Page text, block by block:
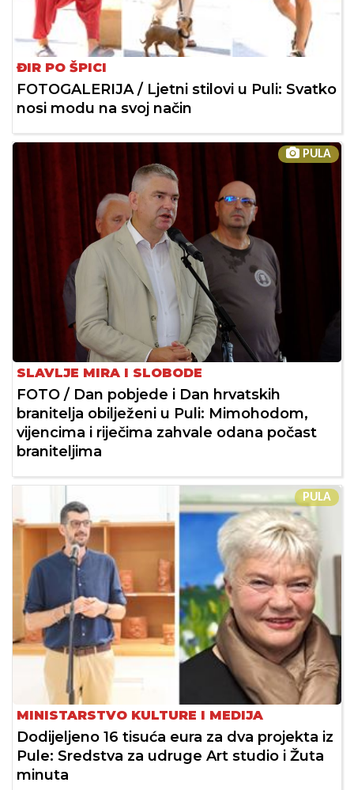
ĐIR PO ŠPICI
FOTOGALERIJA / Ljetni stilovi u Puli: Svatko
nosi modu na svoj način
PULA
SLAVLJE MIRA I SLOBODE
FOTO / Dan pobjede i Dan hrvatskih
branitelja obilježeni u Puli: Mimohodom,
vijencima i riječima zahvale odana počast
braniteljima
PULA
MINISTARSTVO KULTURE I MEDIJA
Dodijeljeno 16 tisuća eura za dva projekta iz
Pule: Sredstva za udruge Art studio i Žuta
minuta